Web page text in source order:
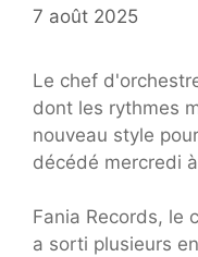
7 août 2025
Le chef
dont les rythmes
nouveau style
décédé mercredi
Fania Records, le
a sorti plusieurs